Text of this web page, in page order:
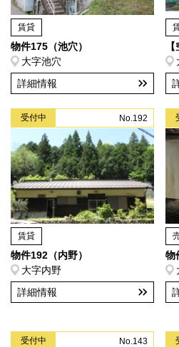
賃貸
物件175（池穴）
大字池穴
詳細情報
受付中 No.192
賃貸
物件192（内野）
大字内野
詳細情報
物
受付中 No.143